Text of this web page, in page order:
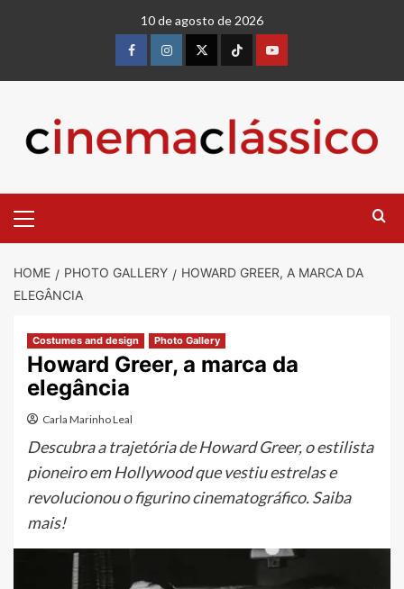
10 de agosto de 2026
HOME PHOTO GALLERY
HOWARD GREER, A MARCA DA
ELEGÂNCIA
Costumes and design Photo Gallery
Howard Greer, a marca da
elegância
Carla Marinho Leal
Descubra a trajetória de Howard Greer, o estilista
pioneiro em Hollywood que vestiu estrelas e
revolucionou o figurino cinematográfico. Saiba
mais!